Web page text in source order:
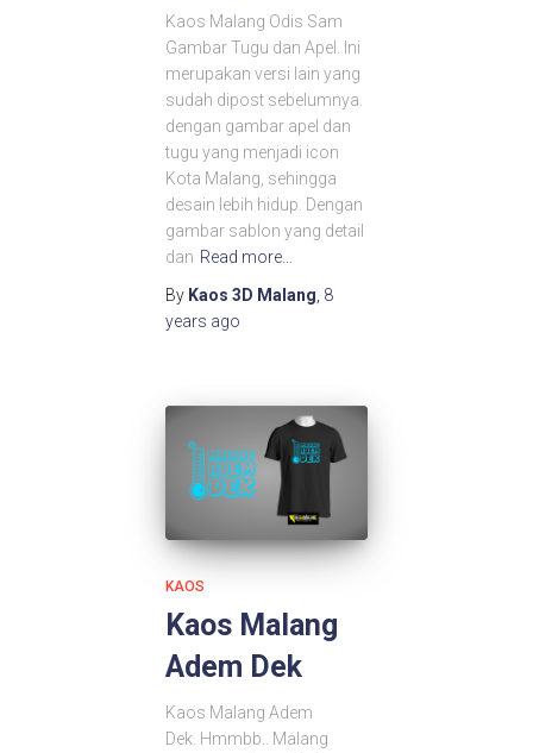
Kaos Malang Odis Sam
Gambar Tugu dan Apel. Ini
merupakan versi lain yang
sudah dipost sebelumnya.
dengan gambar apel dan
tugu yang menjadi icon
Kota Malang, sehingga
desain lebih hidup. Dengan
gambar sablon yang detail
dan Read more…
By Kaos 3D Malang 8
years ago
KAOS
Kaos Malang
Adem Dek
Kaos Malang Adem
Dek. Hmmbb.. Malang